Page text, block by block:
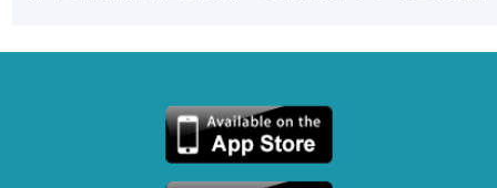
意，感到鬱鬱不得志。